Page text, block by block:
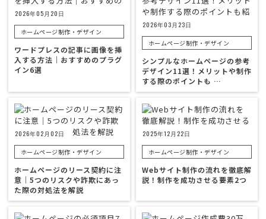
2026年05月20日
ホームページ制作・デザイン
ワードプレスの記事に画像を挿
入する方法｜おすすめのプラグ
イン6選
2026年03月23日
ホームページ制作・デザイン
シンプルなホームページの参考
デザイン11選！メリットや制作
する際のポイントも …
2026年02月02日
ホームページ制作・デザイン
ホームページのリース契約に注
意｜5つのリスクや詐欺にあっ
た際の対処法を解説
2025年12月22日
ホームページ制作・デザイン
Webサイト制作の流れを徹底解
説！制作を成功させる要素2つ